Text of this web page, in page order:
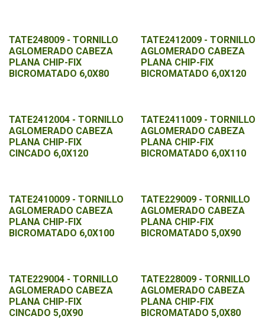
TATE248009 - TORNILLO
AGLOMERADO CABEZA
PLANA CHIP-FIX
BICROMATADO 6,0X80
TATE2412009 - TORNILLO
AGLOMERADO CABEZA
PLANA CHIP-FIX
BICROMATADO 6,0X120
TATE2412004 - TORNILLO
AGLOMERADO CABEZA
PLANA CHIP-FIX
CINCADO 6,0X120
TATE2411009 - TORNILLO
AGLOMERADO CABEZA
PLANA CHIP-FIX
BICROMATADO 6,0X110
TATE2410009 - TORNILLO
AGLOMERADO CABEZA
PLANA CHIP-FIX
BICROMATADO 6,0X100
TATE229009 - TORNILLO
AGLOMERADO CABEZA
PLANA CHIP-FIX
BICROMATADO 5,0X90
TATE229004 - TORNILLO
AGLOMERADO CABEZA
PLANA CHIP-FIX
CINCADO 5,0X90
TATE228009 - TORNILLO
AGLOMERADO CABEZA
PLANA CHIP-FIX
BICROMATADO 5,0X80